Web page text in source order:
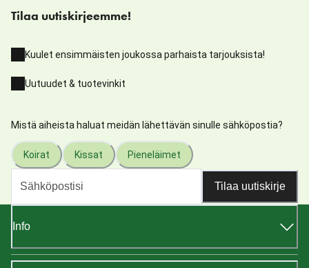
Tilaa uutiskirjeemme!
Kuulet ensimmäisten joukossa parhaista tarjouksista!
Uutuudet & tuotevinkit
Mistä aiheista haluat meidän lähettävän sinulle sähköpostia?
Koirat Kissat Pieneläimet
Tilaa uutiskirje
Info